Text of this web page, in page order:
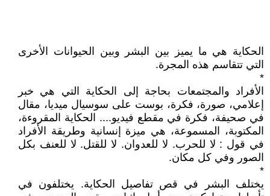
الحكاية هي ما يميز بين البشر وبين الحيوانات الأخرى
التي تتقاسم هذه المجرة.
*
الأفراد والمجتمعات بحاجة إلى الحكاية التي هي خبر
إعلامي، صورة، فكرة، بوست على سوسيال ميديا، مقال
في صحيفة، فكرة في مقطع فيديو.... الحكاية المقروءة،
المكتوبة، المسموعة، هي ميزة إنسانية وطريقة الأفراد
في قول : لا للحرب. لا للعدوان. لا للقتل. لا للعنف بكل
الصور وفي كل مكان.
*
يختلف البشر في قص تفاصيل الحكاية. يختلفون في